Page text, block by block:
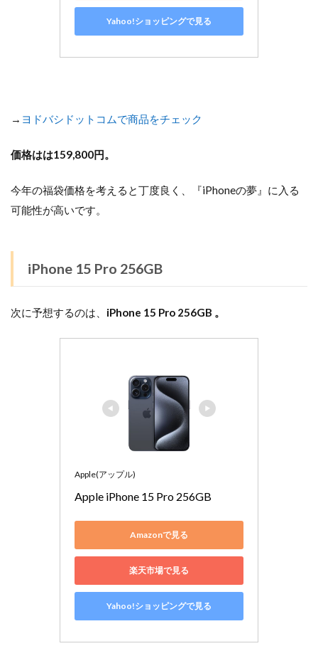
Yahoo!ショッピングで見る
→ ヨドバシドットコムで商品をチェック
価格はは159,800円。
今年の福袋価格を考えると丁度良く、『iPhoneの夢』に入る
可能性が高いです。
iPhone 15 Pro 256GB
次に予想するのは、 iPhone 15 Pro 256GB 。
Apple(アップル)
Apple iPhone 15 Pro 256GB
Amazonで見る
楽天市場で見る
Yahoo!ショッピングで見る